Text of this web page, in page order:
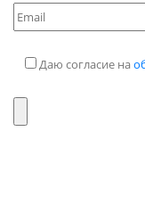
Даю согласие на